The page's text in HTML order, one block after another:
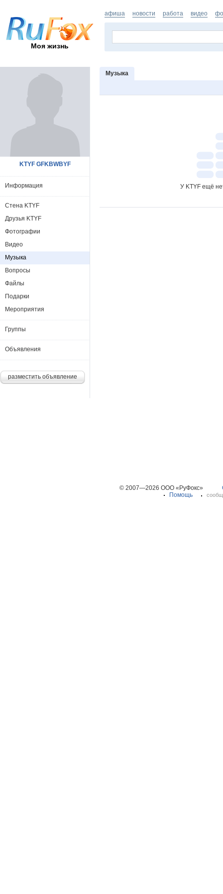
Моя жизнь
афиша новости работа видео
Музыка
У KTYF ещё
KTYF GFKBWBYF
Информация
Стена KTYF
Друзья KTYF
Фотографии
Видео
Музыка
Вопросы
Файлы
Подарки
Мероприятия
Группы
Объявления
разместить объявление
© 2007—2026 ООО «РуФокс»
Помощь